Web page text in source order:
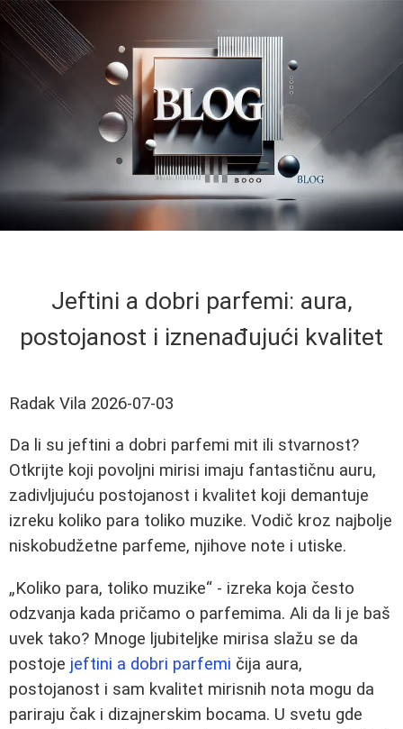
Jeftini a dobri parfemi: aura,
postojanost i iznenađujući kvalitet
Radak Vila 2026-07-03
Da li su jeftini a dobri parfemi mit ili stvarnost?
Otkrijte koji povoljni mirisi imaju fantastičnu auru,
zadivljujuću postojanost i kvalitet koji demantuje
izreku koliko para toliko muzike. Vodič kroz najbolje
niskobudžetne parfeme, njihove note i utiske.
„Koliko para, toliko muzike“ - izreka koja često
odzvanja kada pričamo o parfemima. Ali da li je baš
uvek tako? Mnoge ljubiteljke mirisa slažu se da
postoje jeftini a dobri parfemi čija aura,
postojanost i sam kvalitet mirisnih nota mogu da
pariraju čak i dizajnerskim bocama. U svetu gde